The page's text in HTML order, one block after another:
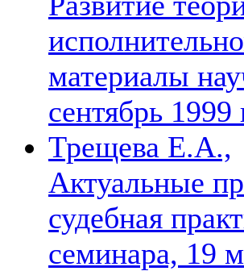
материалы
сентябрь 1999
Трещева Е.А.,
Актуальные
судебная
семинара, 19